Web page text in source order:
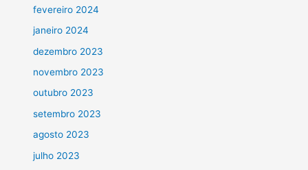
fevereiro 2024
janeiro 2024
dezembro 2023
novembro 2023
outubro 2023
setembro 2023
agosto 2023
julho 2023